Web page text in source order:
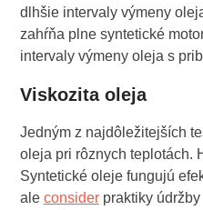
dlhšie intervaly výmeny
zahŕňa plne syntetické
intervaly výmeny oleja s
Viskozita oleja
Jedným z najdôležitejších
oleja pri rôznych teplotách.
Syntetické oleje fungujú
ale considerpraktiky údržby